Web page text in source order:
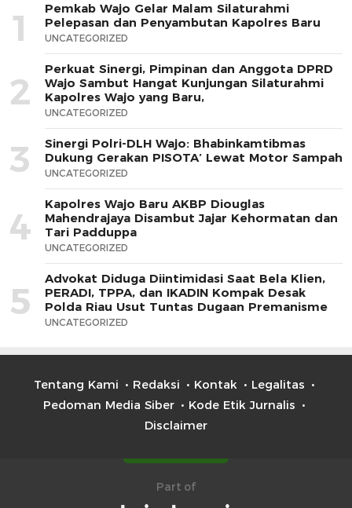
1
Pemkab Wajo Gelar Malam Silaturahmi
Pelepasan dan Penyambutan Kapolres Baru
UNCATEGORIZED
2
Perkuat Sinergi, Pimpinan dan Anggota DPRD
Wajo Sambut Hangat Kunjungan Silaturahmi
Kapolres Wajo yang Baru,
UNCATEGORIZED
3
Sinergi Polri-DLH Wajo: Bhabinkamtibmas
Dukung Gerakan PISOTA’ Lewat Motor Sampah
UNCATEGORIZED
4
Kapolres Wajo Baru AKBP Diouglas
Mahendrajaya Disambut Jajar Kehormatan dan
Tari Padduppa
UNCATEGORIZED
5
Advokat Diduga Diintimidasi Saat Bela Klien,
PERADI, TPPA, dan IKADIN Kompak Desak
Polda Riau Usut Tuntas Dugaan Premanisme
UNCATEGORIZED
Tentang Kami Redaksi Kontak
Legalitas
Pedoman Media Siber
Kode Etik Jurnalis
Disclaimer
Part of